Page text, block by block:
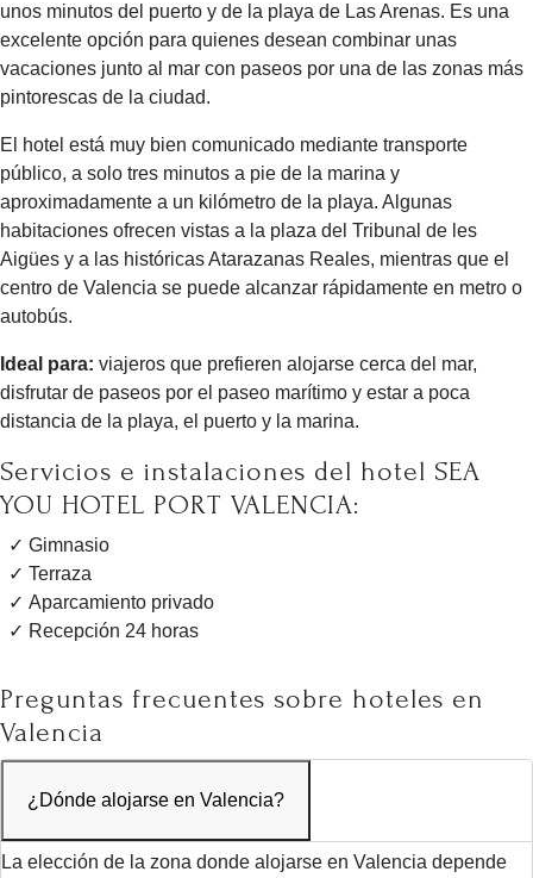
unos minutos del puerto y de la playa de Las Arenas. Es una
excelente opción para quienes desean combinar unas
vacaciones junto al mar con paseos por una de las zonas más
pintorescas de la ciudad.
El hotel está muy bien comunicado mediante transporte
público, a solo tres minutos a pie de la marina y
aproximadamente a un kilómetro de la playa. Algunas
habitaciones ofrecen vistas a la plaza del Tribunal de les
Aigües y a las históricas Atarazanas Reales, mientras que el
centro de Valencia se puede alcanzar rápidamente en metro o
autobús.
Ideal para: viajeros que prefieren alojarse cerca del mar,
disfrutar de paseos por el paseo marítimo y estar a poca
distancia de la playa, el puerto y la marina.
Servicios e instalaciones del hotel SEA
YOU HOTEL PORT VALENCIA:
Gimnasio
Terraza
Aparcamiento privado
Recepción 24 horas
Preguntas frecuentes sobre hoteles en
Valencia
¿Dónde alojarse en Valencia?
La elección de la zona donde alojarse en Valencia depende